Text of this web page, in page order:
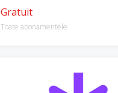
Gratuit
Toate abonamentele